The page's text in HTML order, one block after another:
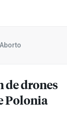
Aborto
drones
Polonia